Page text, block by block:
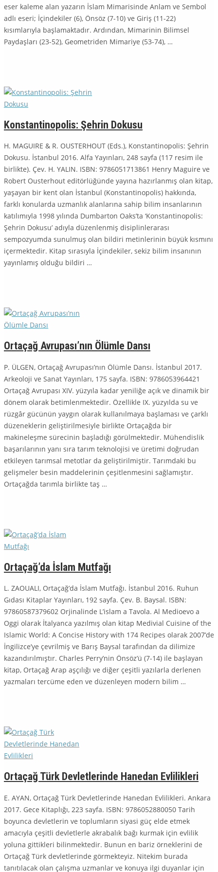
eser kaleme alan yazarın İslam Mima­risinde Anlam ve Sembol
adlı eseri; İçindekiler (6), Önsöz (7-10) ve Giriş (11-22)
kısımlarıyla başlamaktadır. Ardından, Mimarinin Bilimsel
Paydaşları (23-52), Geometriden Mimariye (53-74), …
Konstantinopolis: Şehrin Dokusu
H. MAGUIRE & R. OUSTERHOUT (Eds.), Konstantinopolis: Şehrin
Dokusu. İstanbul 2016. Alfa Yayınları, 248 sayfa (117 resim ile
birlikte). Çev. H. YALIN. ISBN: 9786051713861 Henry Maguire ve
Robert Ousterhout editörlüğünde yayına hazırlanmış olan kitap,
yaşayan bir kent olan İstanbul (Konstantinopolis) hakkında,
farklı konu­larda uzmanlık alanlarına sahip bilim insanlarının
katılımıyla 1998 yılında Dum­barton Oaks’ta ‘Konstantinopolis:
Şehrin Dokusu’ adıyla düzenlenmiş di­sip­linlerarası
sempozyumda sunulmuş olan bildiri metinlerinin büyük kısmını
içermektedir. Kitap sırasıyla İçindekiler, sekiz bilim insanının
yayınlamış olduğu bildiri …
Ortaçağ Avrupası’nın Ölümle Dansı
P. ÜLGEN, Ortaçağ Avrupası’nın Ölümle Dansı. İstanbul 2017.
Arkeoloji ve Sanat Yayınları, 175 sayfa. ISBN: 9786053964421
Ortaçağ Avrupası XIV. yüzyıla kadar yeniliğe açık ve dinamik bir
dönem olarak betimlenmektedir. Özellikle IX. yüzyılda su ve
rüzgâr gücünün yaygın olarak kullanılmaya başlaması ve çarklı
düzeneklerin geliştirilmesiyle birlikte Orta­çağ­da bir
makineleşme sürecinin başladığı görülmektedir. Mühendislik
başa­rı­la­rının yanı sıra tarım teknolojisi ve üretimi doğrudan
etkileyen tarımsal me­totlar da geliştirilmiştir. Tarımdaki bu
gelişmeler besin maddelerinin çeşit­len­mesini sağlamıştır.
Ortaçağda tarımla birlikte taş …
Ortaçağ’da İslam Mutfağı
L. ZAOUALI, Ortaçağ’da İslam Mutfağı. İstanbul 2016. Ruhun
Gıdası Kitaplar Yayınları, 192 sayfa. Çev. B. Baysal. ISBN:
97860587379602 Orjinalinde L’islam a Tavola. Al Medioevo a
Oggi olarak İtalyanca yazılmış olan kitap Medivial Cuisine of the
Islamic World: A Concise History with 174 Recipes olarak 2007’de
İngilizce’ye çevrilmiş ve Barış Baysal tarafından da dilimize
kazandırılmıştır. Charles Perry’nin Önsöz’ü (7-14) ile başlayan
kitap, Ortaçağ Arap aşçılığı ve diğer çeşitli yazılarla derlenen
yazmaları tercüme eden ve düzenleyen modern bilim …
Ortaçağ Türk Devletlerinde Hanedan Evlilikleri
E. AYAN, Ortaçağ Türk Devletlerinde Hanedan Evlilikleri. Ankara
2017. Gece Kitaplığı, 223 sayfa. ISBN: 9786052880050 Tarih
boyunca devletlerin ve toplumların siyasi güç elde etmek
amacıyla çe­şitli devletlerle akrabalık bağı kurmak için evlilik
yoluna gittikleri bilinmekte­dir. Bunun en bariz örneklerini de
Ortaçağ Türk devletlerinde görmekteyiz. Nitekim burada
tanıtılacak olan çalışma uzmanlar ve konuya ilgi duyanlar için